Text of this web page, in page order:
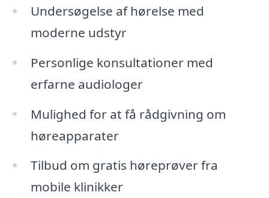
Undersøgelse af hørelse med
moderne udstyr
Personlige konsultationer med
erfarne audiologer
Mulighed for at få rådgivning om
høreapparater
Tilbud om gratis høreprøver fra
mobile klinikker